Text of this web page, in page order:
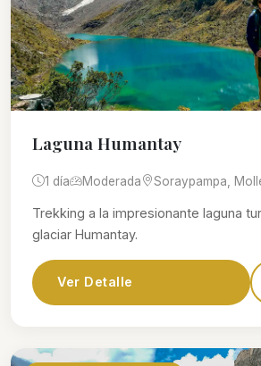
Laguna Humantay
1 día Moderada Soraypampa,
Trekking a la impresionante laguna
glaciar Humantay.
Ver Detalle